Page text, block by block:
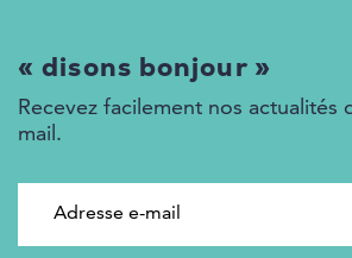
« disons bonjour »
Recevez facilement nos actualités
mail.